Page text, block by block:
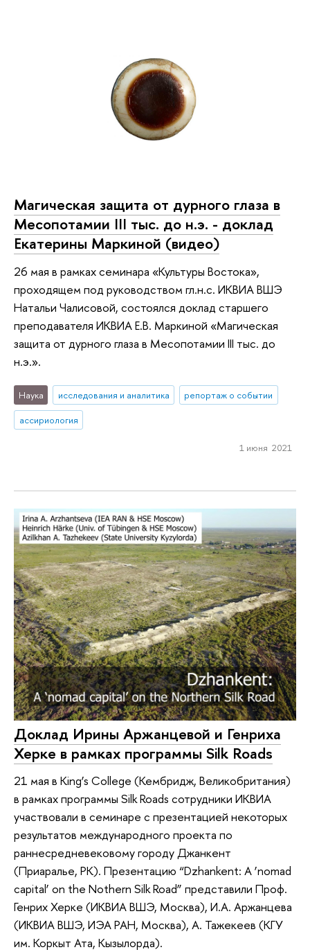
Магическая защита от дурного глаза в
Месопотамии III тыс. до н.э. - доклад
Екатерины Маркиной (видео)
26 мая в рамках семинара «Культуры Востока»,
проходящем под руководством гл.н.с. ИКВИА ВШЭ
Натальи Чалисовой, состоялся доклад старшего
преподавателя ИКВИА Е.В. Маркиной «Магическая
защита от дурного глаза в Месопотамии III тыс. до
н.э.».
Наука исследования и аналитика
репортаж о событии
ассириология
1 июня 2021
Доклад Ирины Аржанцевой и Генриха
Херке в рамках программы Silk Roads
21 мая в King’s College (Кембридж, Великобритания)
в рамках программы Silk Roads сотрудники ИКВИА
участвовали в семинаре с презентацией некоторых
результатов международного проекта по
раннесредневековому городу Джанкент
(Приаралье, РК). Презентацию “Dzhankent: A ‘nomad
capital’ on the Nothern Silk Road” представили Проф.
Генрих Херке (ИКВИА ВШЭ, Москва), И.А. Аржанцева
(ИКВИА ВШЭ, ИЭА РАН, Москва), А. Тажекеев (КГУ
им. Коркыт Ата, Кызылорда).